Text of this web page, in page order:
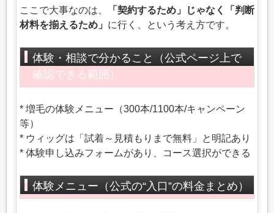
ここで大事なのは、
「契約するため」じゃなく「判断
材料を揃えるため」 に行く、という考え方です。
体験・相談で分かること（公式ページ上で
確認できる範囲）
* 増毛の体験メニュー（300本/1100本/キャンペーン
等）
* ウィッグは「試着～見積もりまで無料」と明記あり
* 体験申し込みフォームがあり、コース選択ができる
体験メニュー（公式の“入口”の料金まとめ）